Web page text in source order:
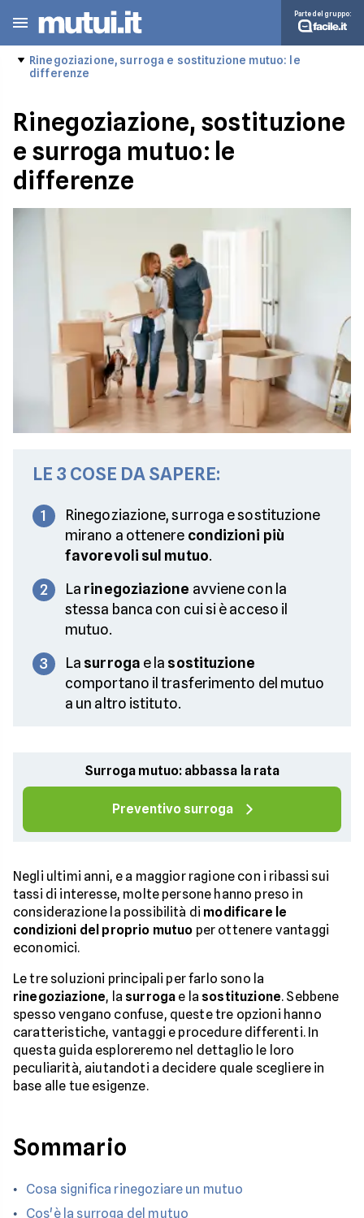
Parte del gruppo:
Rinegoziazione, surroga e sostituzione mutuo: le
differenze
Rinegoziazione, sostituzione
e surroga mutuo: le
differenze
LE 3 COSE DA SAPERE:
1
Rinegoziazione, surroga e sostituzione
mirano a ottenere condizioni più
favorevoli sul mutuo.
2 La rinegoziazione avviene con la
stessa banca con cui si è acceso il
mutuo.
3 La surroga e la sostituzione
comportano il trasferimento del mutuo
a un altro istituto.
Surroga mutuo: abbassa la rata
Preventivo surroga
Negli ultimi anni, e a maggior ragione con i ribassi sui
tassi di interesse, molte persone hanno preso in
considerazione la possibilità di modificare le
condizioni del proprio mutuo per ottenere vantaggi
economici.
Le tre soluzioni principali per farlo sono la
rinegoziazione, la surroga e la sostituzione. Sebbene
spesso vengano confuse, queste tre opzioni hanno
caratteristiche, vantaggi e procedure differenti. In
questa guida esploreremo nel dettaglio le loro
peculiarità, aiutandoti a decidere quale scegliere in
base alle tue esigenze.
Sommario
Cosa significa rinegoziare un mutuo
Cos'è la surroga del mutuo